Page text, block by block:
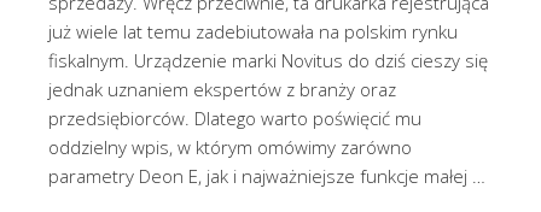
już wiele lat temu zadebiutowała na polskim rynku
fiskalnym. Urządzenie marki Novitus do dziś cieszy się
jednak uznaniem ekspertów z branży oraz
przedsiębiorców. Dlatego warto poświęcić mu
oddzielny wpis, w którym omówimy zarówno
parametry Deon E, jak i najważniejsze funkcje małej …